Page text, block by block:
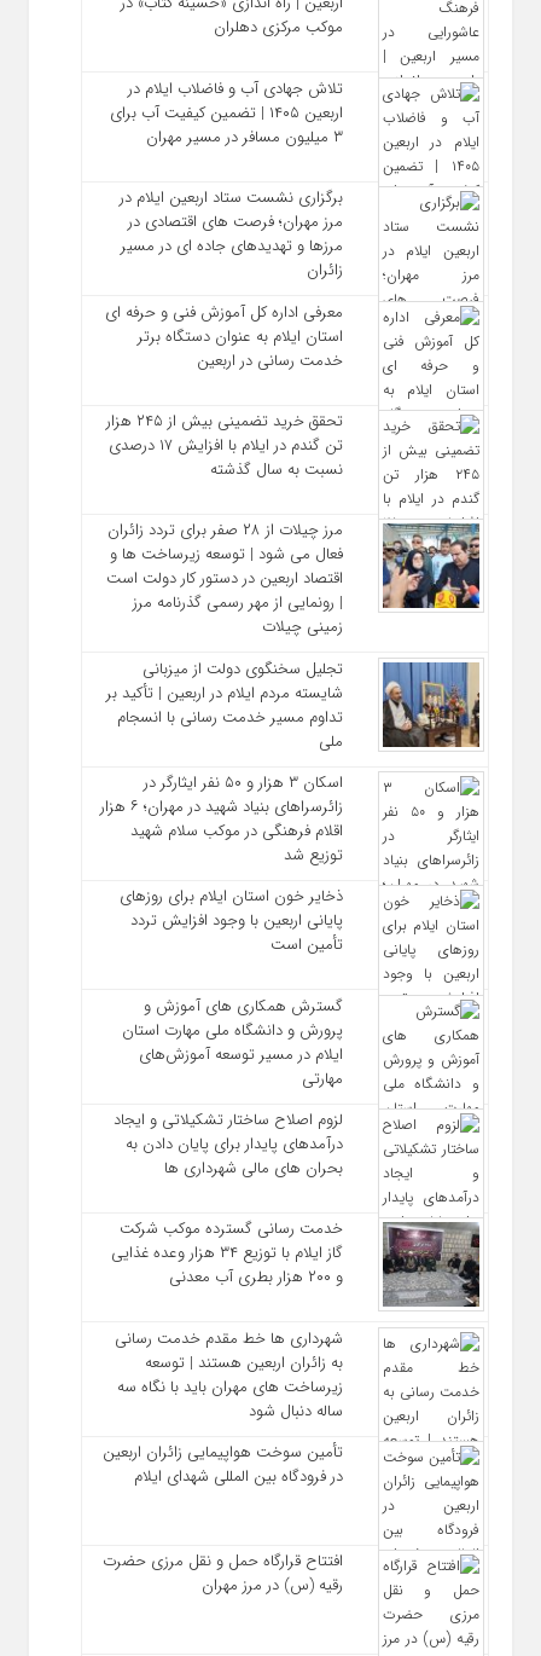
موکب مرکزی دهلران
تلاش جهادی آب و فاضلاب ایلام در
اربعین ۱۴۰۵ | تضمین کیفیت آب برای
۳ میلیون مسافر در مسیر مهران
برگزاری نشست ستاد اربعین ایلام در
مرز مهران؛ فرصت‌ های اقتصادی در
مرزها و تهدیدهای جاده‌ ای در مسیر
زائران
معرفی اداره کل آموزش فنی و حرفه‌ ای
استان ایلام به‌ عنوان دستگاه برتر
خدمت‌ رسانی در اربعین
تحقق خرید تضمینی بیش از ۲۴۵ هزار
تن گندم در ایلام با افزایش ۱۷ درصدی
نسبت به سال گذشته
مرز چیلات از ۲۸ صفر برای تردد زائران
فعال می‌ شود | توسعه زیرساخت‌ ها و
اقتصاد اربعین در دستور کار دولت است
| رونمایی از مهر رسمی گذرنامه مرز
زمینی چیلات
تجلیل سخنگوی دولت از میزبانی
شایسته مردم ایلام در اربعین | تأکید بر
تداوم مسیر خدمت‌ رسانی با انسجام
ملی
اسکان ۳ هزار و ۵۰ نفر ایثارگر در
زائرسراهای بنیاد شهید در مهران؛ ۶ هزار
اقلام فرهنگی در موکب سلام شهید
توزیع شد
ذخایر خون استان ایلام برای روزهای
پایانی اربعین با وجود افزایش تردد
تأمین است
گسترش همکاری‌ های آموزش و
پرورش و دانشگاه ملی مهارت استان
ایلام در مسیر توسعه آموزش‌های
مهارتی
لزوم اصلاح ساختار تشکیلاتی و ایجاد
درآمدهای پایدار برای پایان دادن به
بحران‌ های مالی شهرداری‌ ها
خدمت رسانی گسترده موکب شرکت
گاز ایلام با توزیع ۳۴ هزار وعده غذایی
و ۲۰۰ هزار بطری آب معدنی
شهرداری‌ ها خط مقدم خدمت ‌رسانی
به زائران اربعین هستند | توسعه
زیرساخت ‌های مهران باید با نگاه سه‌
ساله دنبال شود
تأمین سوخت هواپیمایی زائران اربعین
در فرودگاه بین المللی شهدای ایلام
افتتاح قرارگاه حمل‌ و نقل مرزی حضرت
رقیه (س) در مرز مهران